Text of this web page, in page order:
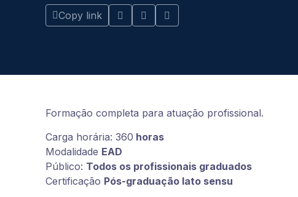
Copy link
Formação completa para atuação profissional.
Carga horária: 360 horas
Modalidade EAD
Público: Todos os profissionais graduados
Certificação Pós-graduação lato sensu